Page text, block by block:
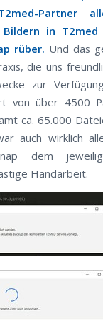
Partner
Bildern in
rüber. Und das
die uns
zur
von über 4500
ca. 65.000
auch wirklich
dem
Handarbeit.